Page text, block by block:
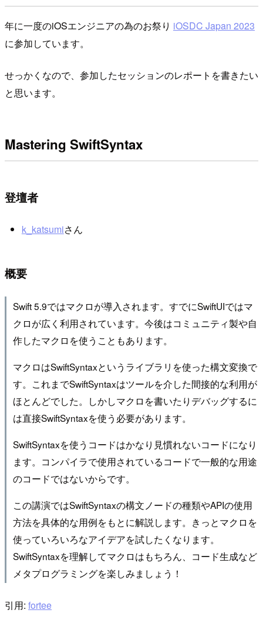
年に一度のiOSエンジニアの為のお祭り iOSDC Japan 2023
に参加しています。
せっかくなので、参加したセッションのレポートを書きたい
と思います。
Mastering SwiftSyntax
登壇者
k_katsumiさん
概要
Swift 5.9ではマクロが導入されます。すでにSwiftUIではマ
クロが広く利用されています。今後はコミュニティ製や自
作したマクロを使うこともあります。
マクロはSwiftSyntaxというライブラリを使った構文変換で
す。これまでSwiftSyntaxはツールを介した間接的な利用が
ほとんどでした。しかしマクロを書いたりデバッグするに
は直接SwiftSyntaxを使う必要があります。
SwiftSyntaxを使うコードはかなり見慣れないコードになり
ます。コンパイラで使用されているコードで一般的な用途
のコードではないからです。
この講演ではSwiftSyntaxの構文ノードの種類やAPIの使用
方法を具体的な用例をもとに解説します。きっとマクロを
使っていろいろなアイデアを試したくなります。
SwiftSyntaxを理解してマクロはもちろん、コード生成など
メタプログラミングを楽しみましょう！
引用: fortee